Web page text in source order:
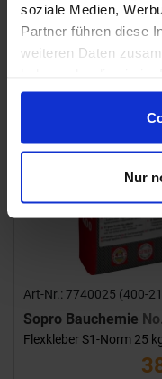
soziale Medien,
Partner führen diese
weiteren Daten
gesammelt haben.
Nur
Showroom
Art-Nr.: 7740025 (400-
Sopro Bauchemie
Flexkleber S1-Norm 25